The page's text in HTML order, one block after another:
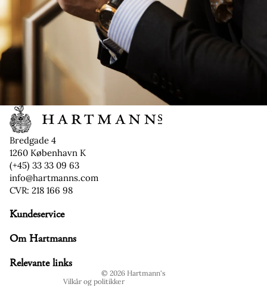
Bredgade 4
1260 København K
(+45) 33 33 09 63
info@hartmanns.com
CVR: 218 166 98
Kundeservice
Om Hartmanns
Relevante links
© 2026 Hartmann's
Vilkår og politikker
Politik om beskyttelse af persondata
Servicevilkår